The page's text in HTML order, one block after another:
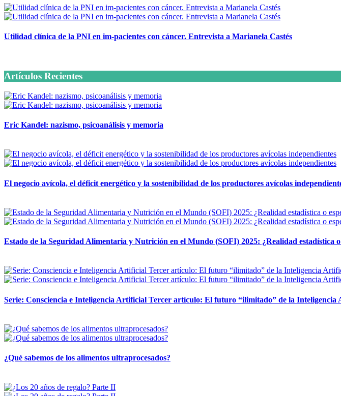
Utilidad clínica de la PNI en im-pacientes con cáncer. Entrevista a Marianela Castés
Artículos Recientes
Eric Kandel: nazismo, psicoanálisis y memoria
El negocio avícola, el déficit energético y la sostenibilidad de los productores avícolas
Estado de la Seguridad Alimentaria y Nutrición en el Mundo (SOFI) 2025: ¿Realidad estadística
Serie: Consciencia e Inteligencia Artificial Tercer artículo: El futuro “ilimitado” de la Inteligencia
¿Qué sabemos de los alimentos ultraprocesados?